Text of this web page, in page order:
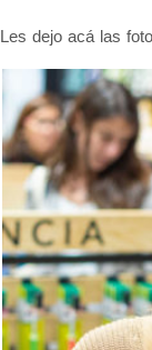
Les dejo acá las